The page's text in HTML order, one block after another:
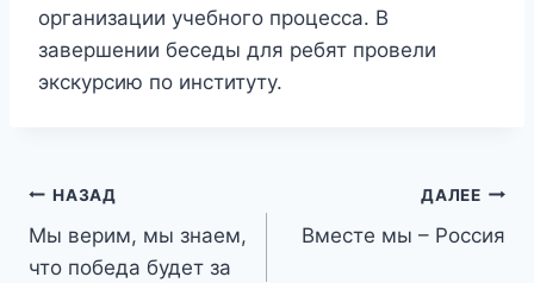
организации учебного процесса. В
завершении беседы для ребят провели
экскурсию по институту.
Навигация
по
НАЗАД
Мы верим, мы знаем,
что победа будет за
ДАЛЕЕ
Вместе мы – Россия